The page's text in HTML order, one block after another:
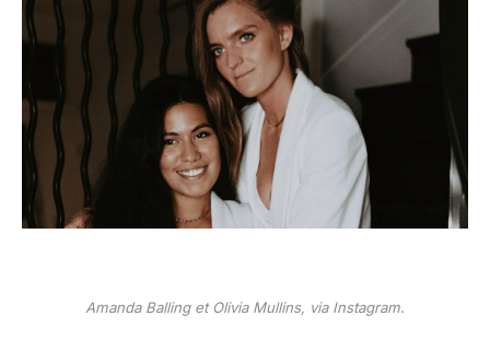
Amanda Balling et Olivia Mullins, via Instagram.